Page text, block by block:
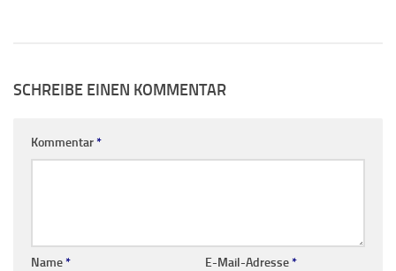
SCHREIBE EINEN KOMMENTAR
Kommentar*
Name* E-Mail-Adresse*